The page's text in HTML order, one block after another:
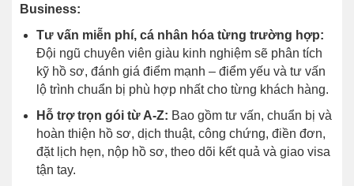
Business:
Tư vấn miễn phí, cá nhân hóa từng trường hợp:
Đội ngũ chuyên viên giàu kinh nghiệm sẽ phân tích
kỹ hồ sơ, đánh giá điểm mạnh – điểm yếu và tư vấn
lộ trình chuẩn bị phù hợp nhất cho từng khách hàng.
Hỗ trợ trọn gói từ A-Z: Bao gồm tư vấn, chuẩn bị và
hoàn thiện hồ sơ, dịch thuật, công chứng, điền đơn,
đặt lịch hẹn, nộp hồ sơ, theo dõi kết quả và giao visa
tận tay.